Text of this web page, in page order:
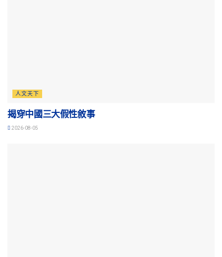
人文天下
揭穿中國三大假性敘事
2026-08-05